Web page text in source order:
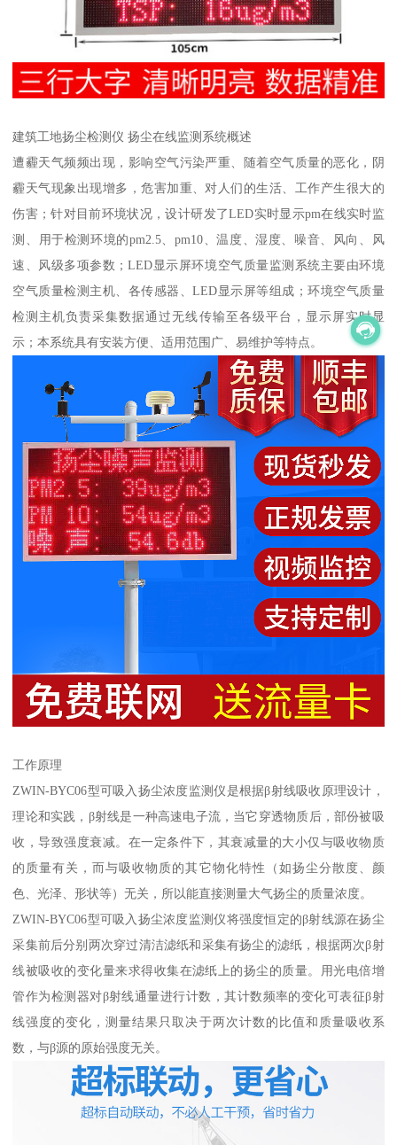
建筑工地扬尘检测仪 扬尘在线监测系统概述
遭霾天气频频出现，影响空气污染严重、随着空气质量的恶化，阴
霾天气现象出现增多，危害加重、对人们的生活、工作产生很大的
伤害；针对目前环境状况，设计研发了LED实时显示pm在线实时监
测、用于检测环境的pm2.5、pm10、温度、湿度、噪音、风向、风
速、风级多项参数；LED显示屏环境空气质量监测系统主要由环境
空气质量检测主机、各传感器、LED显示屏等组成；环境空气质量
检测主机负责采集数据通过无线传输至各级平台，显示屏实时显
示；本系统具有安装方便、适用范围广、易维护等特点。
工作原理
ZWIN-BYC06型可吸入扬尘浓度监测仪是根据β射线吸收原理设计，
理论和实践，β射线是一种高速电子流，当它穿透物质后，部份被吸
收，导致强度衰减。在一定条件下，其衰减量的大小仅与吸收物质
的质量有关，而与吸收物质的其它物化特性（如扬尘分散度、颜
色、光泽、形状等）无关，所以能直接测量大气扬尘的质量浓度。
ZWIN-BYC06型可吸入扬尘浓度监测仪将强度恒定的β射线源在扬尘
采集前后分别两次穿过清洁滤纸和采集有扬尘的滤纸，根据两次β射
线被吸收的变化量来求得收集在滤纸上的扬尘的质量。用光电倍增
管作为检测器对β射线通量进行计数，其计数频率的变化可表征β射
线强度的变化，测量结果只取决于两次计数的比值和质量吸收系
数，与β源的原始强度无关。